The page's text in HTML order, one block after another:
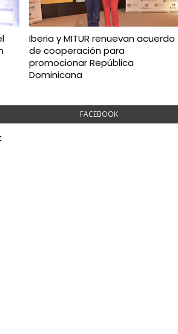
Iberia y MITUR renuevan acuerdo
de cooperación para
promocionar República
Dominicana
FACEBOOK